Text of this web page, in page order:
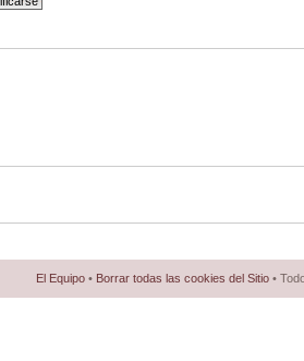
El Equipo • Borrar todas las cookies del Sitio •